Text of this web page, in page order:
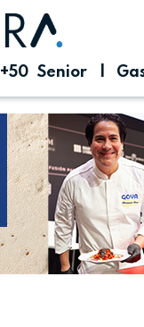
+50 Senior |